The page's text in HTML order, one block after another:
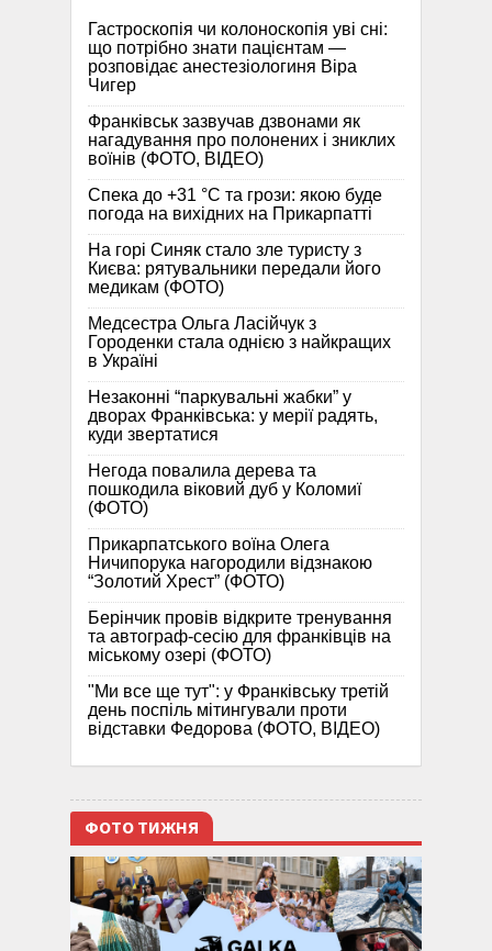
Гастроскопія чи колоноскопія уві сні:
що потрібно знати пацієнтам —
розповідає анестезіологиня Віра
Чигер
Франківськ зазвучав дзвонами як
нагадування про полонених і зниклих
воїнів (ФОТО, ВІДЕО)
Спека до +31 °C та грози: якою буде
погода на вихідних на Прикарпатті
На горі Синяк стало зле туристу з
Києва: рятувальники передали його
медикам (ФОТО)
Медсестра Ольга Ласійчук з
Городенки стала однією з найкращих
в Україні
Незаконні “паркувальні жабки” у
дворах Франківська: у мерії радять,
куди звертатися
Негода повалила дерева та
пошкодила віковий дуб у Коломиї
(ФОТО)
Прикарпатського воїна Олега
Ничипорука нагородили відзнакою
“Золотий Хрест” (ФОТО)
Берінчик провів відкрите тренування
та автограф-сесію для франківців на
міському озері (ФОТО)
"Ми все ще тут": у Франківську третій
день поспіль мітингували проти
відставки Федорова (ФОТО, ВІДЕО)
ФОТО ТИЖНЯ